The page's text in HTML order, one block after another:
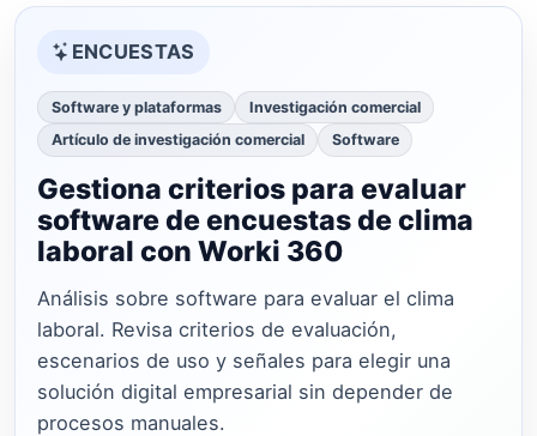
ENCUESTAS
Software y plataformas
Investigación comercial
Artículo de investigación comercial
Software
Gestiona criterios para evaluar
software de encuestas de clima
laboral con Worki 360
Análisis sobre software para evaluar el clima
laboral. Revisa criterios de evaluación,
escenarios de uso y señales para elegir una
solución digital empresarial sin depender de
procesos manuales.